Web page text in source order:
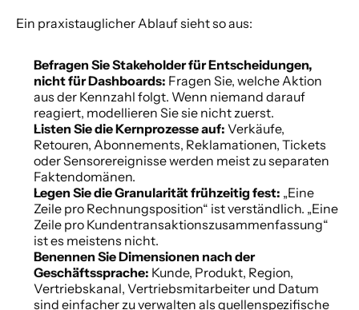
Ein praxistauglicher Ablauf sieht so aus:
Befragen Sie Stakeholder für Entscheidungen,
nicht für Dashboards: Fragen Sie, welche Aktion
aus der Kennzahl folgt. Wenn niemand darauf
reagiert, modellieren Sie sie nicht zuerst.
Listen Sie die Kernprozesse auf: Verkäufe,
Retouren, Abonnements, Reklamationen, Tickets
oder Sensorereignisse werden meist zu separaten
Faktendomänen.
Legen Sie die Granularität frühzeitig fest: „Eine
Zeile pro Rechnungsposition“ ist verständlich. „Eine
Zeile pro Kundentransaktionszusammenfassung“
ist es meistens nicht.
Benennen Sie Dimensionen nach der
Geschäftssprache: Kunde, Produkt, Region,
Vertriebskanal, Vertriebsmitarbeiter und Datum
sind einfacher zu verwalten als quellenspezifische